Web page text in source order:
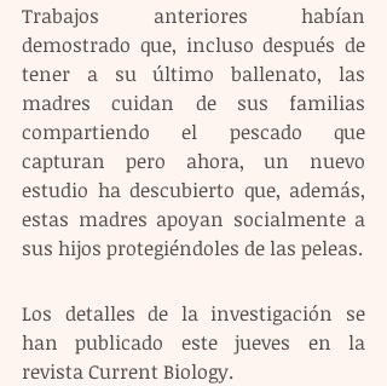
Trabajos anteriores habían
demostrado que, incluso después de
tener a su último ballenato, las
madres cuidan de sus familias
compartiendo el pescado que
capturan pero ahora, un nuevo
estudio ha descubierto que, además,
estas madres apoyan socialmente a
sus hijos protegiéndoles de las peleas.
Los detalles de la investigación se
han publicado este jueves en la
revista Current Biology.